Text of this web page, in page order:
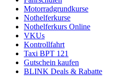
Motorradgrundkurse
Nothelferkurse
Nothelferkurs Online
VKUs
Kontrollfahrt
Taxi BPT 121
Gutschein kaufen
BLINK Deals & Rabatte